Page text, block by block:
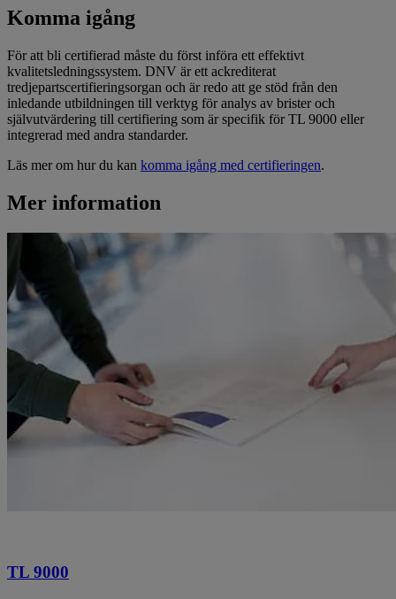
Komma igång
För att bli certifierad måste du först införa ett effektivt
kvalitetsledningssystem. DNV är ett ackrediterat
tredjepartscertifieringsorgan och är redo att ge stöd från den
inledande utbildningen till verktyg för analys av brister och
självutvärdering till certifiering som är specifik för TL 9000 eller
integrerad med andra standarder.
Läs mer om hur du kan komma igång med certifieringen.
Mer information
TL 9000